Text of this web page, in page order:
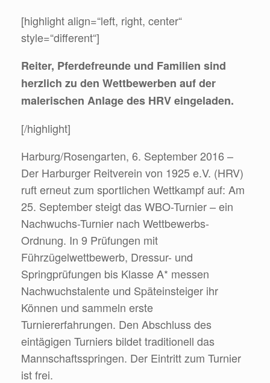
[highlight align=“left, right, center“
style=“different“]
Reiter, Pferdefreunde und Familien sind
herzlich zu den Wettbewerben auf der
malerischen Anlage des HRV eingeladen.
[/highlight]
Harburg/Rosengarten, 6. September 2016 –
Der Harburger Reitverein von 1925 e.V. (HRV)
ruft erneut zum sportlichen Wettkampf auf: Am
25. September steigt das WBO-Turnier – ein
Nachwuchs-Turnier nach Wettbewerbs-
Ordnung. In 9 Prüfungen mit
Führzügelwettbewerb, Dressur- und
Springprüfungen bis Klasse A* messen
Nachwuchstalente und Späteinsteiger ihr
Können und sammeln erste
Turniererfahrungen. Den Abschluss des
eintägigen Turniers bildet traditionell das
Mannschaftsspringen. Der Eintritt zum Turnier
ist frei.